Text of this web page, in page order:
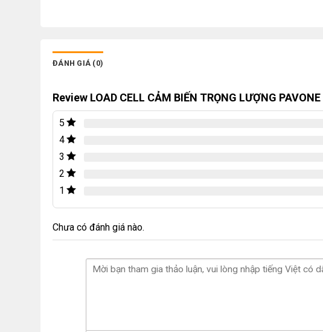
ĐÁNH GIÁ (0)
Review LOAD CELL CẢM BIẾN TRỌNG LƯỢNG
5
4
3
2
1
Chưa có đánh giá nào.